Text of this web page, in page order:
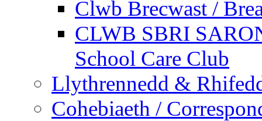
Clwb Brecwast /
CLWB SBRI
School Care Club
Llythrennedd &
Cohebiaeth /